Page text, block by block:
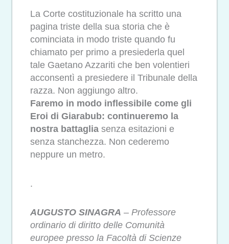
La Corte costituzionale ha scritto una
pagina triste della sua storia che è
cominciata in modo triste quando fu
chiamato per primo a presiederla quel
tale Gaetano Azzariti che ben volentieri
acconsentì a presiedere il Tribunale della
razza. Non aggiungo altro.
Faremo in modo inflessibile come gli
Eroi di Giarabub: continueremo la
nostra battaglia senza esitazioni e
senza stanchezza. Non cederemo
neppure un metro.
.
AUGUSTO SINAGRA – Professore
ordinario di diritto delle Comunità
europee presso la Facoltà di Scienze